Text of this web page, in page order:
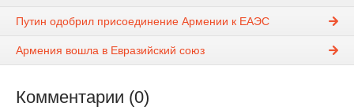
Путин одобрил присоединение Армении к ЕАЭС
Армения вошла в Евразийский союз
Комментарии (0)